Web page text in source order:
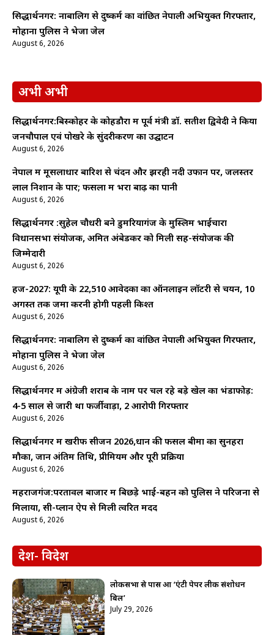
सिद्धार्थनगर: नाबालिग से दुष्कर्म का वांछित नेपाली अभियुक्त गिरफ्तार,
मोहाना पुलिस ने भेजा जेल
August 6, 2026
अभी अभी
सिद्धार्थनगर:बिस्कोहर के कोहडौरा में पूर्व मंत्री डॉ. सतीश द्विवेदी ने किया
जनचौपाल एवं पोखरे के सुंदरीकरण का उद्घाटन
August 6, 2026
नेपाल में मूसलाधार बारिश से चंदन और झरही नदी उफान पर, जलस्तर
लाल निशान के पार; फसलों में भरा बाढ़ का पानी
August 6, 2026
सिद्धार्थनगर :सुहेल चौधरी बने डुमरियागंज के मुस्लिम भाईचारा
विधानसभा संयोजक, अमित अंबेडकर को मिली सह-संयोजक की
जिम्मेदारी
August 6, 2026
हज-2027: यूपी के 22,510 आवेदकों का ऑनलाइन लॉटरी से चयन, 10
अगस्त तक जमा करनी होगी पहली किश्त
August 6, 2026
सिद्धार्थनगर: नाबालिग से दुष्कर्म का वांछित नेपाली अभियुक्त गिरफ्तार,
मोहाना पुलिस ने भेजा जेल
August 6, 2026
सिद्धार्थनगर में अंग्रेजी शराब के नाम पर चल रहे बड़े खेल का भंडाफोड़:
4-5 साल से जारी था फर्जीवाड़ा, 2 आरोपी गिरफ्तार
August 6, 2026
सिद्धार्थनगर में खरीफ सीजन 2026,धान की फसल बीमा का सुनहरा
मौका, जानें अंतिम तिथि, प्रीमियम और पूरी प्रक्रिया
August 6, 2026
महराजगंज:परतावल बाजार में बिछड़े भाई-बहन को पुलिस ने परिजनों से
मिलाया, सी-प्लान ऐप से मिली त्वरित मदद
August 6, 2026
देश- विदेश
लोकसभा से पास हुआ ‘एंटी पेपर लीक संशोधन
बिल’
July 29, 2026